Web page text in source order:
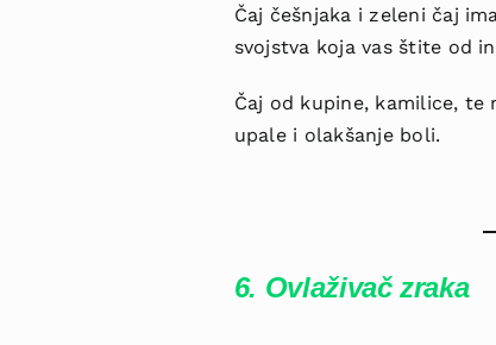
Čaj češnjaka i zeleni čaj
svojstva koja vas štite od
Čaj od kupine, kamilice,
upale i olakšanje boli.
6. Ovlaživač zraka